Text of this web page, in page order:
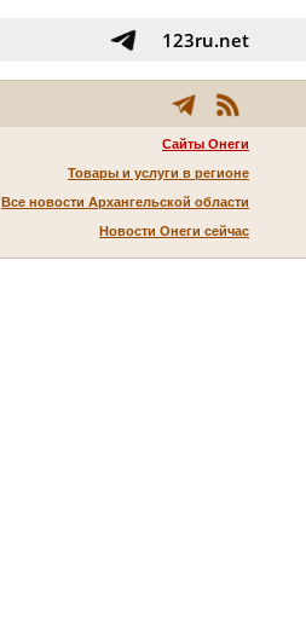
123ru.net
Сайты Онеги
Товары и услуги в регионе
Все новости Архангельской области
Новости Онеги сейчас